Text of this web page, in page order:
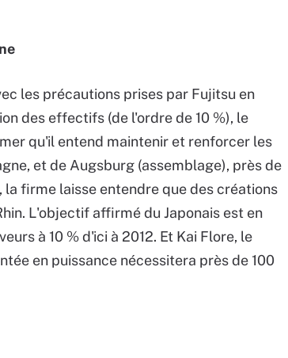
les précautions prises par Fujitsu en
des effectifs (de l'ordre de 10 %), le
qu'il entend maintenir et renforcer les
et de Augsburg (assemblage), près de
firme laisse entendre que des créations
L'objectif affirmé du Japonais est en
à 10 % d'ici à 2012. Et Kai Flore, le
en puissance nécessitera près de 100